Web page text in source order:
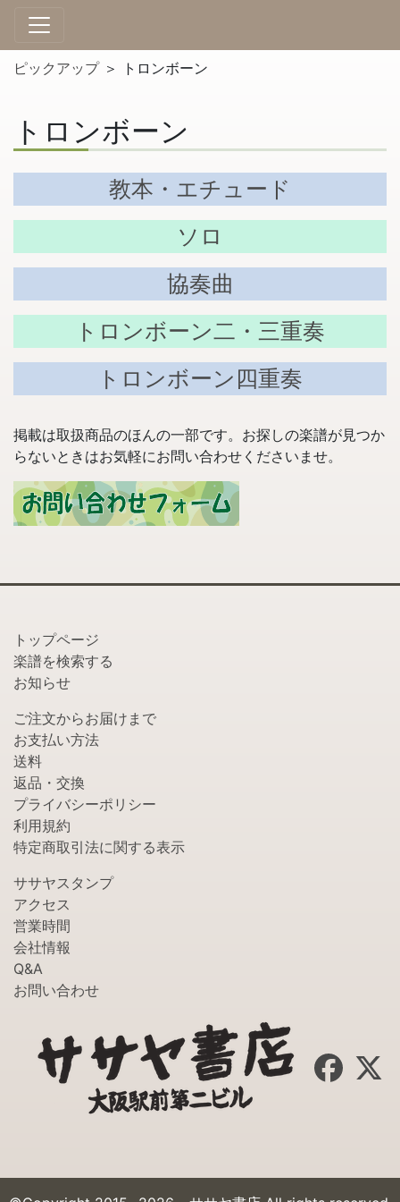
ピックアップ ＞ トロンボーン
トロンボーン
教本・エチュード
ソロ
協奏曲
トロンボーン二・三重奏
トロンボーン四重奏
掲載は取扱商品のほんの一部です。お探しの楽譜が見つか
らないときはお気軽にお問い合わせくださいませ。
トップページ
楽譜を検索する
お知らせ
ご注文からお届けまで
お支払い方法
送料
返品・交換
プライバシーポリシー
利用規約
特定商取引法に関する表示
ササヤスタンプ
アクセス
営業時間
会社情報
Q&A
お問い合わせ